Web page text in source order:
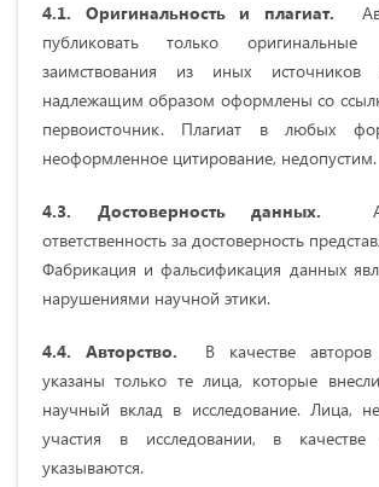
4.1. Оригинальность и плагиат.
публиковать только
заимствования из иных
надлежащим образом оформлены со
первоисточник. Плагиат в любых
неоформленное цитирование, недопустим.
4.3. Достоверность данных.
ответственность за достоверность
Фабрикация и фальсификация данных
нарушениями научной этики.
4.4. Авторство. В качестве
указаны только те лица, которые
научный вклад в исследование. Лица,
участия в исследовании, в
указываются.